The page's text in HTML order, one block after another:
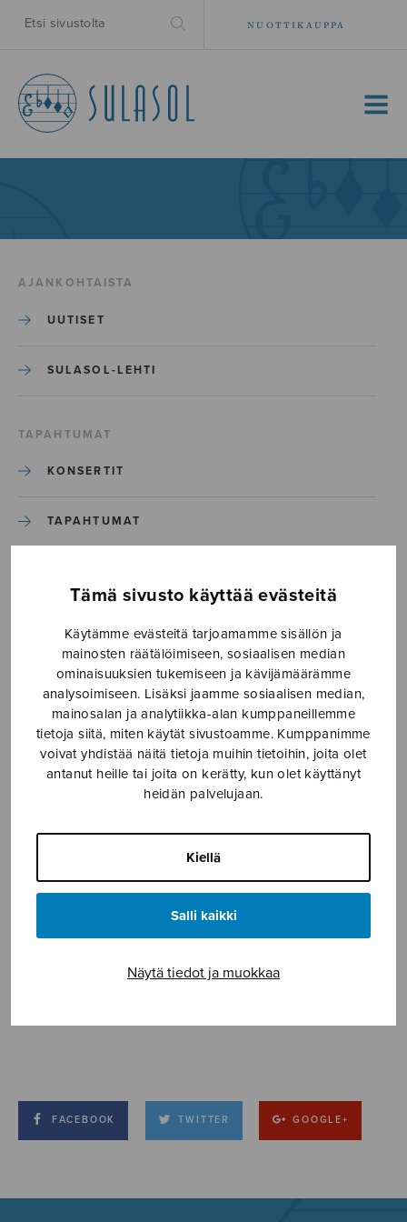
Tämä sivusto käyttää evästeitä
Käytämme evästeitä tarjoamamme sisällön ja
mainosten räätälöimiseen, sosiaalisen median
ominaisuuksien tukemiseen ja kävijämäärämme
analysoimiseen. Lisäksi jaamme sosiaalisen median,
mainosalan ja analytiikka-alan kumppaneillemme
tietoja siitä, miten käytät sivustoamme. Kumppanimme
voivat yhdistää näitä tietoja muihin tietoihin, joita olet
antanut heille tai joita on kerätty, kun olet käyttänyt
heidän palvelujaan.
Kiellä
Salli kaikki
Näytä tiedot ja muokkaa
NUOTTIKAUPPA
MENU
AJANKOHTAISTA
UUTISET
SULASOL-LEHTI
TAPAHTUMAT
KONSERTIT
TAPAHTUMAT
Etusivu › Media › O magnum mysterium_S3212
O magnum
mysterium_S3212
3.6.2026
FACEBOOK TWITTER GOOGLE+